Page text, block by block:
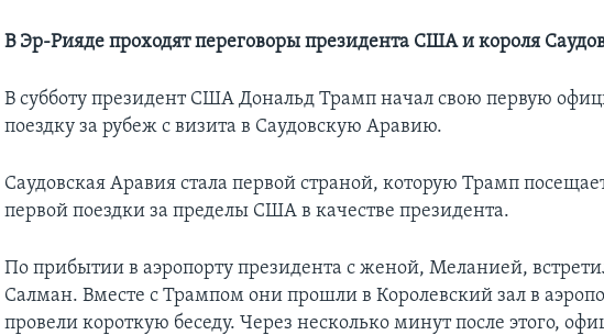
В Эр-Рияде проходят переговоры президента США и короля
В субботу президент США Дональд Трамп начал свою первую
поездку за рубеж с визита в Саудовскую Аравию.
Саудовская Аравия стала первой страной, которую Трамп
первой поездки за пределы США в качестве президента.
По прибытии в аэропорту президента с женой, Меланией,
Салман. Вместе с Трампом они прошли в Королевский зал в
провели короткую беседу. Через несколько минут после этого,